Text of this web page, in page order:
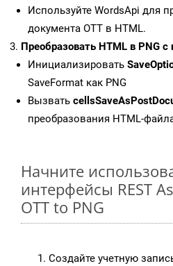
Используйте WordsApi для
документа OTT в HTML.
Преобразовать HTML в PNG
Инициализировать
SaveFormat как PNG
Вызвать
преобразования HTML-
Начните
интерфейсы REST
OTT to PNG
Создайте учетную